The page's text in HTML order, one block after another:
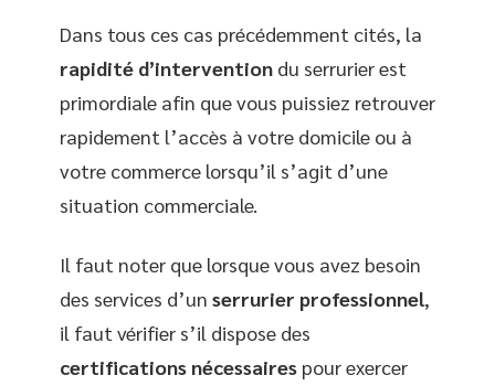
Dans tous ces cas précédemment cités, la
rapidité d’intervention du serrurier est
primordiale afin que vous puissiez retrouver
rapidement l’accès à votre domicile ou à
votre commerce lorsqu’il s’agit d’une
situation commerciale.
Il faut noter que lorsque vous avez besoin
des services d’un serrurier professionnel,
il faut vérifier s’il dispose des
certifications nécessaires pour exercer